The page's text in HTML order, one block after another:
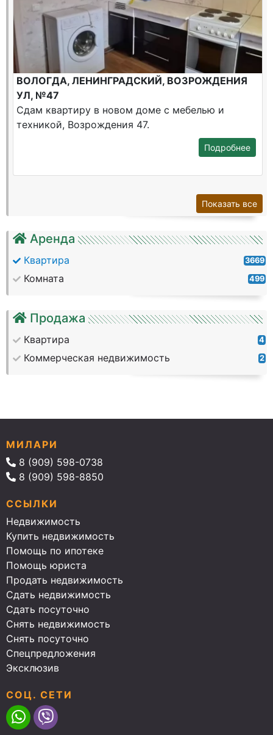
Аренда
Квартира 3669
Комната 499
Продажа
Квартира 4
Коммерческая недвижимость 2
ВОЛОГДА, ЛЕНИНГРАДСКИЙ, ВОЗРОЖДЕНИЯ
УЛ, №47
Сдам квартиру в новом доме с мебелью и
техникой, Возрождения 47.
Подробнее
Показать все
МИЛАРИ
8 (909) 598-0738
8 (909) 598-8850
ССЫЛКИ
Недвижимость
Купить недвижимость
Помощь по ипотеке
Помощь юриста
Продать недвижимость
Сдать недвижимость
Сдать посуточно
Снять недвижимость
Снять посуточно
Спецпредложения
Эксклюзив
СОЦ. СЕТИ